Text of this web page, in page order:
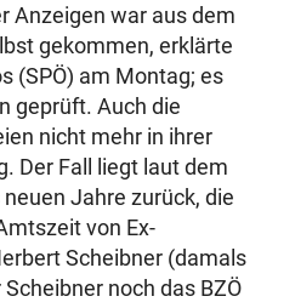
Anzeigen war aus dem
gekommen, erklärte
(SPÖ) am Montag; es
geprüft. Auch die
nicht mehr in ihrer
Der Fall liegt laut dem
Jahre zurück, die
von Ex-
Scheibner (damals
Scheibner noch das BZÖ